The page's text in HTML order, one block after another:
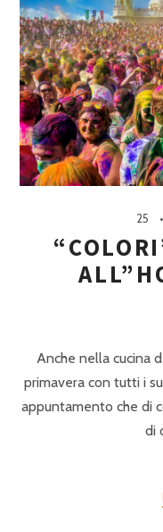
25
Anche nella cucina
primavera con tutti i
appuntamento che di
di